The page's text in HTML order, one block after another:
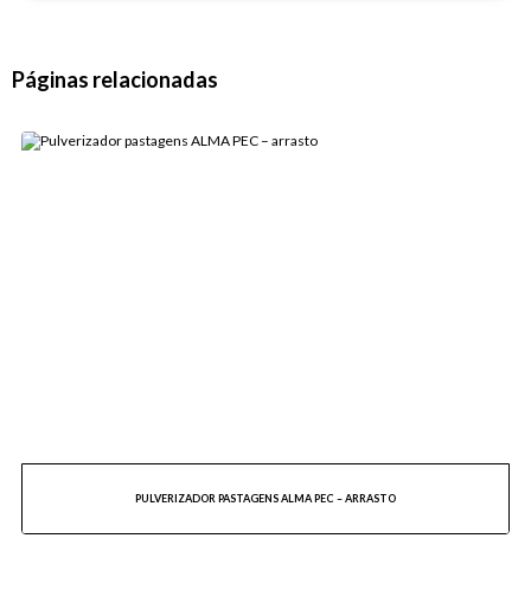
BARRA APLICADORA HERBICIDA PARA MAÇÃ (E OUTRAS FRUTAS DE PLANTIO SEMELHANTE)
FRONT APPLE
KIT PULVERIZAÇÃO DE CACHOS – FRONT GRAPE
Páginas relacionadas
PULVERIZADOR PASTAGENS ALMA PEC – ARRASTO